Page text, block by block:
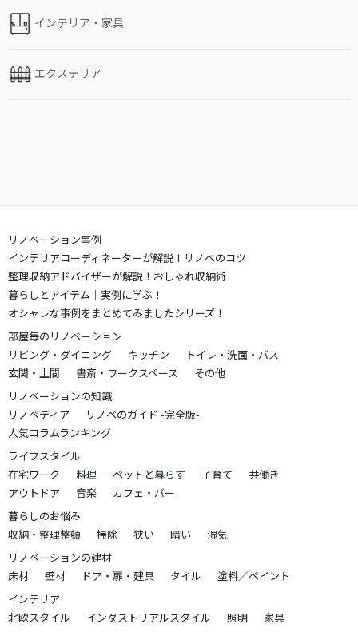
インテリア・家具
エクステリア
リノベーション事例
インテリアコーディネーターが解説！リノベのコツ
整理収納アドバイザーが解説！おしゃれ収納術
暮らしとアイテム｜実例に学ぶ！
オシャレな事例をまとめてみましたシリーズ！
部屋毎のリノベーション
リビング・ダイニング
キッチン
トイレ・洗面・バス
玄関・土間
書斎・ワークスペース
その他
リノベーションの知識
リノペディア
リノベのガイド -完全版-
人気コラムランキング
ライフスタイル
在宅ワーク
料理 ペットと暮らす 子育て
共働き
アウトドア
音楽
カフェ・バー
暮らしのお悩み
収納・整理整頓
掃除 狭い 暗い
湿気
リノベーションの建材
床材
壁材 ドア・扉・建具 タイル
塗料／ペイント
インテリア
北欧スタイル
インダストリアルスタイル 照明
家具